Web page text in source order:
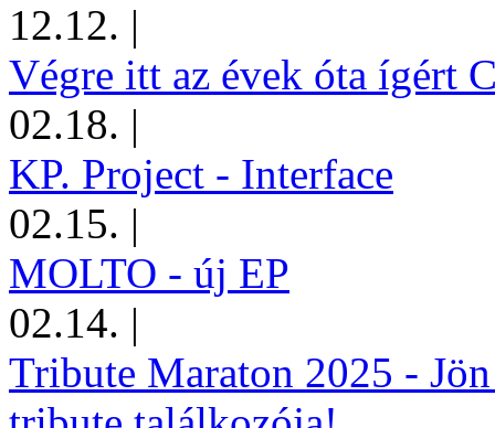
12.12. |
Végre itt az évek óta ígért
02.18. |
KP. Project - Interface
02.15. |
MOLTO - új EP
02.14. |
Tribute Maraton 2025 -